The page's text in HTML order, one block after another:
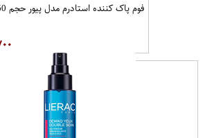
فوم پاک کننده استادرم مدل پیور حجم 150 میلی لیتر